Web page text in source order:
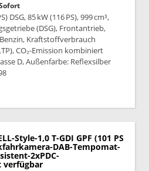
DSG, 85 kW (116 PS), 999 cm³,
(DSG), Frontantrieb,
Kraftstoffverbrauch
CO₂-Emission kombiniert
D, Außenfarbe: Reflexsilber
drucken
Style-1,0 T-GDI GPF (101 PS
DAB-Tempomat-
2xPDC-
verfügbar